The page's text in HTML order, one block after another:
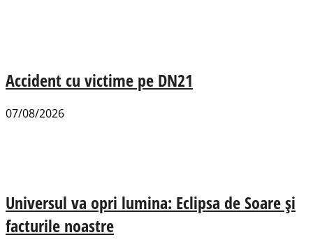
Accident cu victime pe DN21
07/08/2026
Universul va opri lumina: Eclipsa de Soare și
facturile noastre